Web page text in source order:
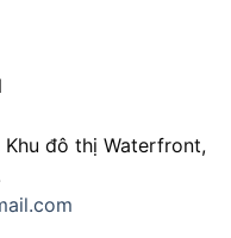
đô thị Waterfront,